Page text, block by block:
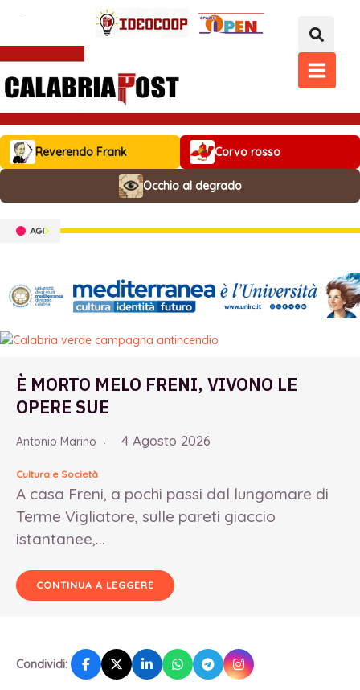
contenuto
MAIN
MENU
Reverendo Frank Corvo rosso
Occhio al degrado
È MORTO MELO FRENI, VIVONO LE
OPERE SUE
Antonio Marino 4 Agosto 2026
Cultura e Società
A casa Freni, a pochi passi dal lungomare di
Terme Vigliatore, sulle pareti giaccio
istantanee,...
CONTINUA A LEGGERE
Condividi: